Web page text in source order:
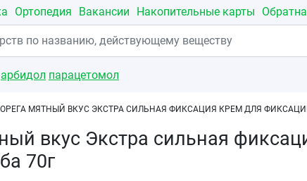
Ортопедия Вакансии Накопительные карты
арбидол парацетомол
МЯТНЫЙ ВКУС ЭКСТРА СИЛЬНАЯ ФИКСАЦИЯ КРЕМ ДЛЯ
вкус Экстра сильная
70г